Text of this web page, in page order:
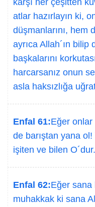
karşı her çeşitten
atlar hazırlayın ki,
düşmanlarını, hem
ayrıca Allah´ın
başkalarını
harcarsanız onun
asla haksızlığa
Enfal 61:Eğer onlar
de barıştan yana
işiten ve bilen O´dur.
Enfal 62:Eğer sana
muhakkak ki sana